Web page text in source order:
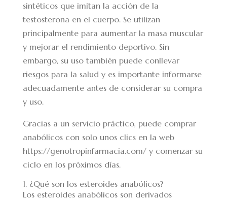
sintéticos que imitan la acción de la
testosterona en el cuerpo. Se utilizan
principalmente para aumentar la masa muscular
y mejorar el rendimiento deportivo. Sin
embargo, su uso también puede conllevar
riesgos para la salud y es importante informarse
adecuadamente antes de considerar su compra
y uso.
Gracias a un servicio práctico, puede comprar
anabólicos con solo unos clics en la web
https://genotropinfarmacia.com/y comenzar su
ciclo en los próximos días.
1. ¿Qué son los esteroides anabólicos?
Los esteroides anabólicos son derivados